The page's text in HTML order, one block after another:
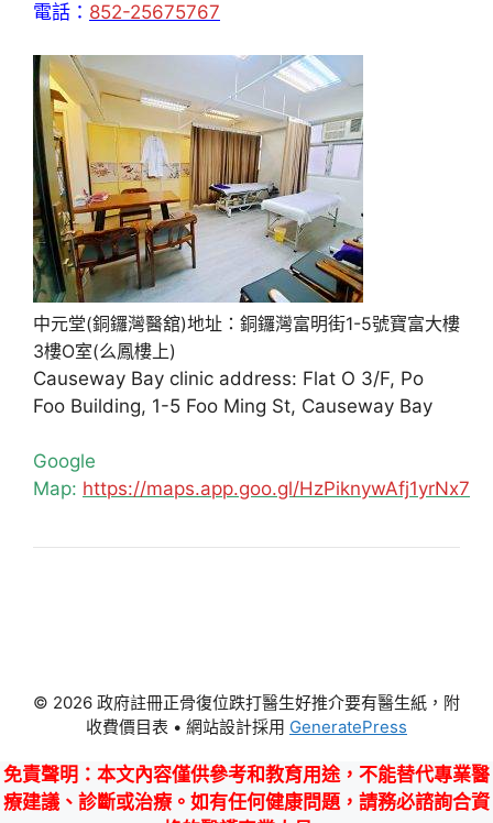
電話： 852-25675767
中元堂(銅鑼灣醫舘)地址：銅鑼灣富明街1-5號寶富大樓
3樓O室(么鳳樓上)
Causeway Bay clinic address: Flat O 3/F, Po
Foo Building, 1-5 Foo Ming St, Causeway Bay
Google
Map: https://maps.app.goo.gl/HzPiknywAfj1yrNx7
© 2026 政府註冊正骨復位跌打醫生好推介要有醫生紙，附
收費價目表 • 網站設計採用 GeneratePress
免責聲明 ：本文內容僅供參考和教育用途，不能替代專業醫
療建議、診斷或治療。如有任何健康問題，請務必諮詢合資